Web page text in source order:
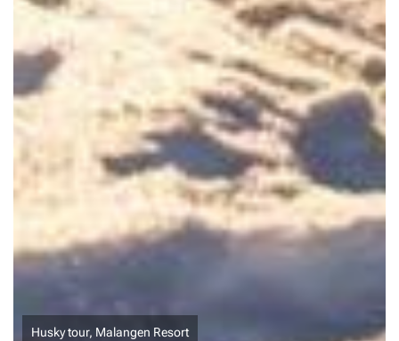
Noorderlicht in Noorwegen